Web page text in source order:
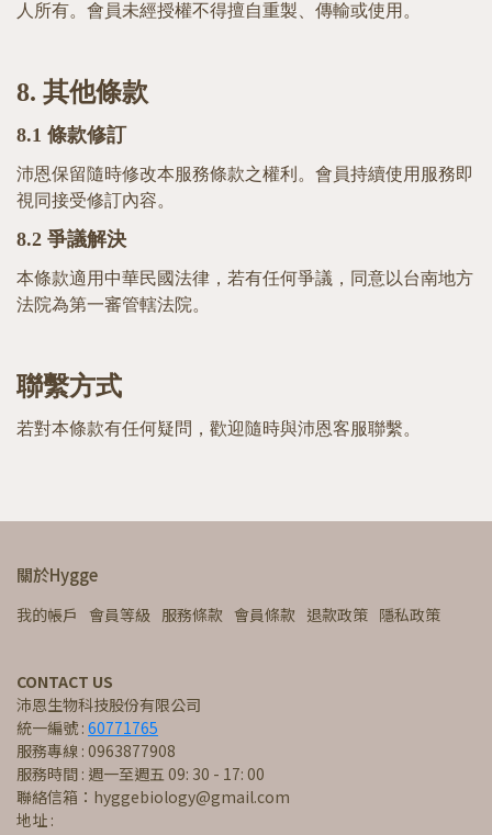
人所有。會員未經授權不得擅自重製、傳輸或使用。
8. 其他條款
8.1 條款修訂
沛恩保留隨時修改本服務條款之權利。會員持續使用服務即
視同接受修訂內容。
8.2 爭議解決
本條款適用中華民國法律，若有任何爭議，同意以台南地方
法院為第一審管轄法院。
聯繫方式
若對本條款有任何疑問，歡迎隨時與沛恩客服聯繫。
關於Hygge
我的帳戶 會員等級 服務條款 會員條款 退款政策 隱私政策
CONTACT US
沛恩生物科技股份有限公司
統一編號 : 60771765
服務專線 : 0963877908
服務時間 : 週一至週五 09: 30 - 17: 00
聯絡信箱：hyggebiology@gmail.com
地址 :